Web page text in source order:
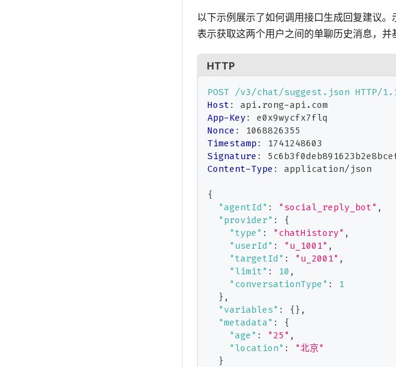
以下示例展示了如何调用接口生成回复建议。
表示获取这两个用户之间的单聊历史消息，并
HTTP
POST /v3/chat/suggest.json HTTP/
Host :
api.rong-api.com
App-Key :
e0x9wycfx7flq
Nonce :
1068826355
Timestamp :
1741248603
Signature :
Content-Type : application/json
{
"agentId" : "social_reply_bot" ,
"provider" :
{
"type" : "chatHistory" ,
"userId" : "u_1001" ,
"targetId" : "u_2001" ,
"limit" : 10 ,
"conversationType" :
1
} ,
"variables" : { } ,
"metadata" :
{
"age" : "25" ,
"location" :
"北京"
}